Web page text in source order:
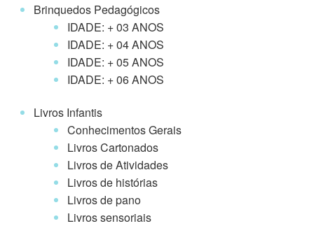
Brinquedos Pedagógicos
IDADE: + 03 ANOS
IDADE: + 04 ANOS
IDADE: + 05 ANOS
IDADE: + 06 ANOS
Livros Infantis
Conhecimentos Gerais
Livros Cartonados
Livros de Atividades
Livros de histórias
Livros de pano
Livros sensoriais